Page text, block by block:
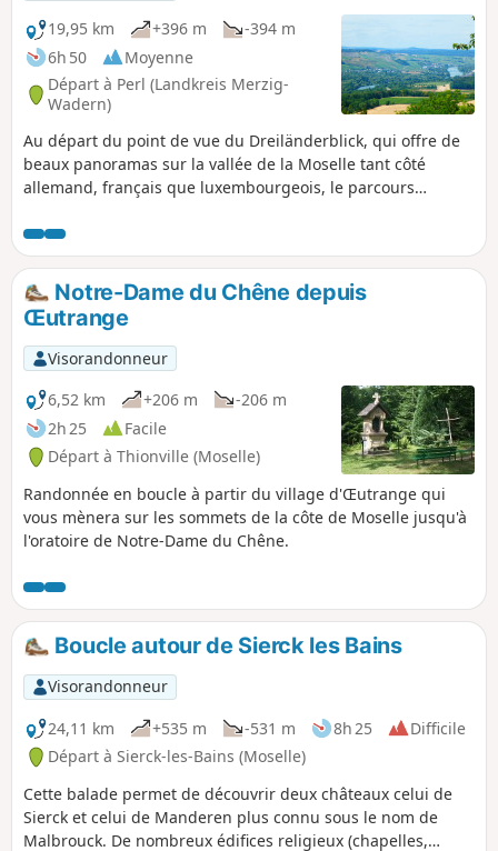
19,95 km
+396 m
-394 m
6h 50
Moyenne
Départ à Perl (Landkreis Merzig-
Wadern)
Au départ du point de vue du Dreiländerblick, qui offre de
beaux panoramas sur la vallée de la Moselle tant côté
allemand, français que luxembourgeois, le parcours
face vers le Kitzingerberg et d'atteindre le village de
Ritzing. Après cette première moitié de rando entièrement
en forêt, le paysage change du tout au tout et part à la
découverte des campagnes entourant le Hirschenberg et
son champ de panneaux photovoltaïques. Après un
passage au Château de Malbrouck, magnifiquement rénové
à la fin du 20°s, le parcours traverse le village de
Merschweiller avant de gagner la Chapelle Notre-Dame de
la Paix - Friedenskapelle et le sentier panoramique qui
ramène au point de départ.Peut-être aurez-vous l'occasion
d'être survolés par des cigognes, de voir planer des oiseaux
de proie et de débusquer l'un ou l'autre chevreuil à l'orée
d'un bois.
Notre-Dame du Chêne depuis
Œutrange
Visorandonneur
6,52 km
+206 m
-206 m
2h 25
Facile
Départ à Thionville (Moselle)
Randonnée en boucle à partir du village d'Œutrange qui
vous mènera sur les sommets de la côte de Moselle jusqu'à
l'oratoire de Notre-Dame du Chêne.
Boucle autour de Sierck les Bains
Visorandonneur
24,11 km
+535 m -531 m 8h 25
Difficile
Départ à Sierck-les-Bains (Moselle)
Cette balade permet de découvrir deux châteaux celui de
Sierck et celui de Manderen plus connu sous le nom de
Malbrouck. De nombreux édifices religieux (chapelles,